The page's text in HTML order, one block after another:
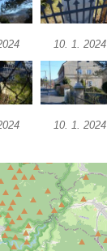
v Mikulášovicích
stezce v
čp. 356 v
křižovatce mezi
Mikulášovicích
poblíž domu čp. 428
10. 1. 2024
10. 1. 2024